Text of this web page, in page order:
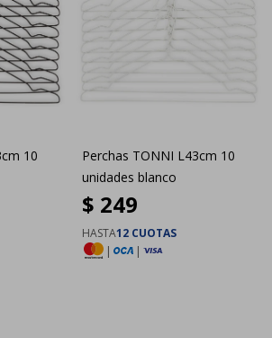
10
Perchas TONNI L43cm 10
unidades blanco
$ 249
HASTA12 CUOTAS
|
|